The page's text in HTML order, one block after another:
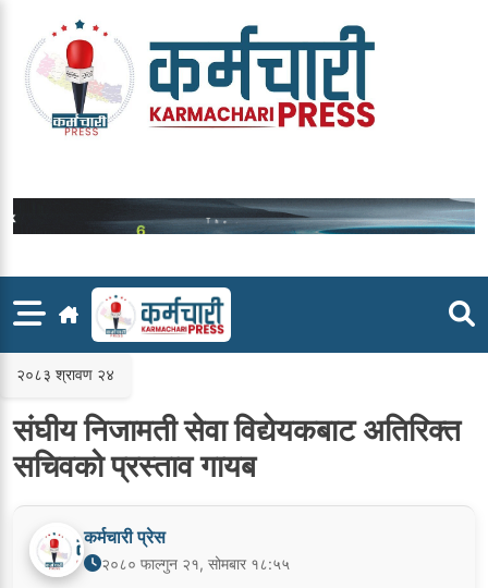
content
२०८३ श्रावण २४
संघीय निजामती सेवा विद्येयकबाट अतिरिक्त
सचिवको प्रस्ताव गायब
कर्मचारी प्रेस
२०८० फाल्गुन २१, सोमबार १८:५५